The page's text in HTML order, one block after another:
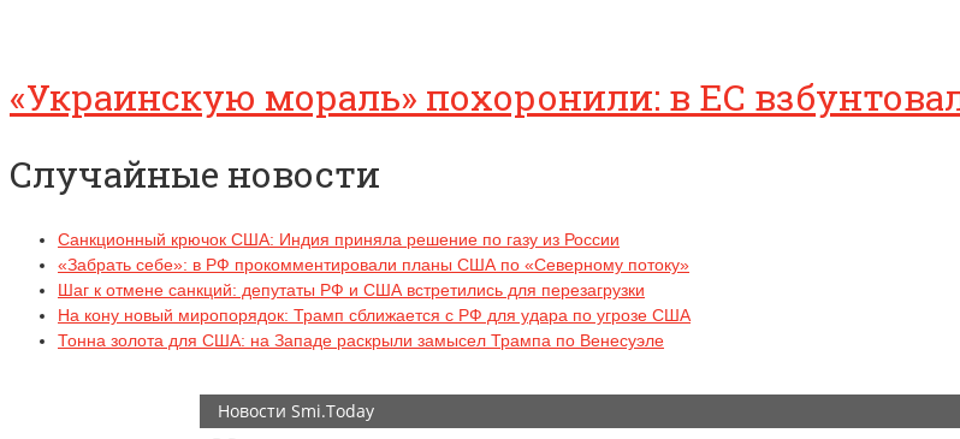
«Украинскую мораль» похоронили: в ЕС
Случайные новости
Санкционный крючок США: Индия приняла решение по газу из России
«Забрать себе»: в РФ прокомментировали планы США по «Северному потоку»
Шаг к отмене санкций: депутаты РФ и США встретились для перезагрузки
На кону новый миропорядок: Трамп сближается с РФ для удара по угрозе США
Тонна золота для США: на Западе раскрыли замысел Трампа по Венесуэле